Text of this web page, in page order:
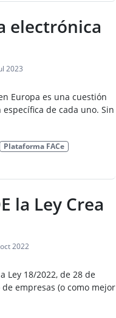
electrónica
2023
Europa es una cuestión
de cada uno. Sin
Plataforma FACe
la Ley Crea
2022
Ley 18/2022, de 28 de
empresas (o como mejor